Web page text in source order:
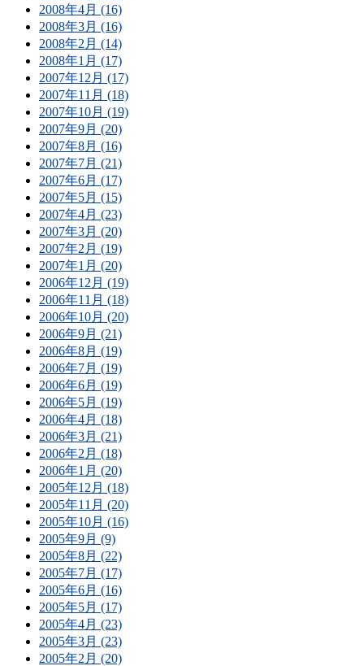
2008年4月 (16)
2008年3月 (16)
2008年2月 (14)
2008年1月 (17)
2007年12月 (17)
2007年11月 (18)
2007年10月 (19)
2007年9月 (20)
2007年8月 (16)
2007年7月 (21)
2007年6月 (17)
2007年5月 (15)
2007年4月 (23)
2007年3月 (20)
2007年2月 (19)
2007年1月 (20)
2006年12月 (19)
2006年11月 (18)
2006年10月 (20)
2006年9月 (21)
2006年8月 (19)
2006年7月 (19)
2006年6月 (19)
2006年5月 (19)
2006年4月 (18)
2006年3月 (21)
2006年2月 (18)
2006年1月 (20)
2005年12月 (18)
2005年11月 (20)
2005年10月 (16)
2005年9月 (9)
2005年8月 (22)
2005年7月 (17)
2005年6月 (16)
2005年5月 (17)
2005年4月 (23)
2005年3月 (23)
2005年2月 (20)